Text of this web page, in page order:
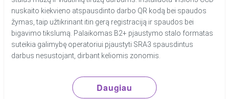
nuskaito kiekvieno atspausdinto darbo QR kodą bei spaudos
žymas, taip užtikrinant itin gerą registraciją ir spaudos bei
bigavimo tikslumą. Palaikomas B2+ pjaustymo stalo formatas
suteikia galimybę operatoriui pjaustyti SRA3 spausdintus
darbus nesustojant, dirbant keliomis zonomis.
Daugiau